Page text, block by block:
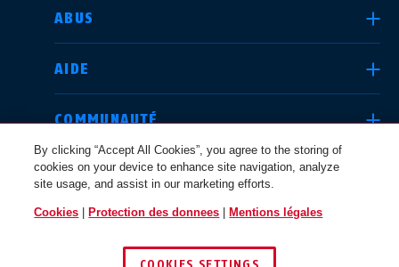
ABUS
AIDE
COMMUNAUTÉ
QUESTIONS JURIDIQUES
CHOISIR UN PAYS
Deutschland
By clicking “Accept All Cookies”, you agree to the storing of
cookies on your device to enhance site navigation, analyze
site usage, and assist in our marketing efforts.
Cookies Protection des donnees Mentions légales